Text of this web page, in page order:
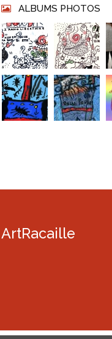
ALBUMS PHOTOS
ArtRacaille